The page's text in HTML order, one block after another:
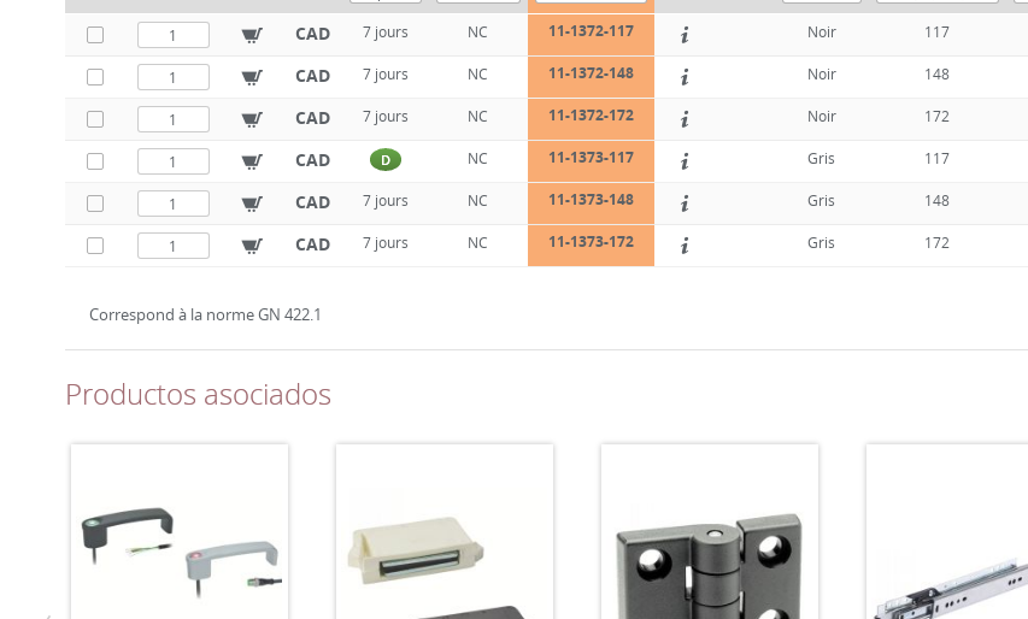
CAD 7 jours NC 11-1372-117 Noir 117
CAD 7 jours NC 11-1372-148 Noir 148
CAD 7 jours NC 11-1372-172 Noir 172
CAD D NC 11-1373-117 Gris 117
CAD 7 jours NC 11-1373-148 Gris 148
CAD 7 jours NC 11-1373-172 Gris 172
Correspond à la norme GN 422.1
Productos asociados